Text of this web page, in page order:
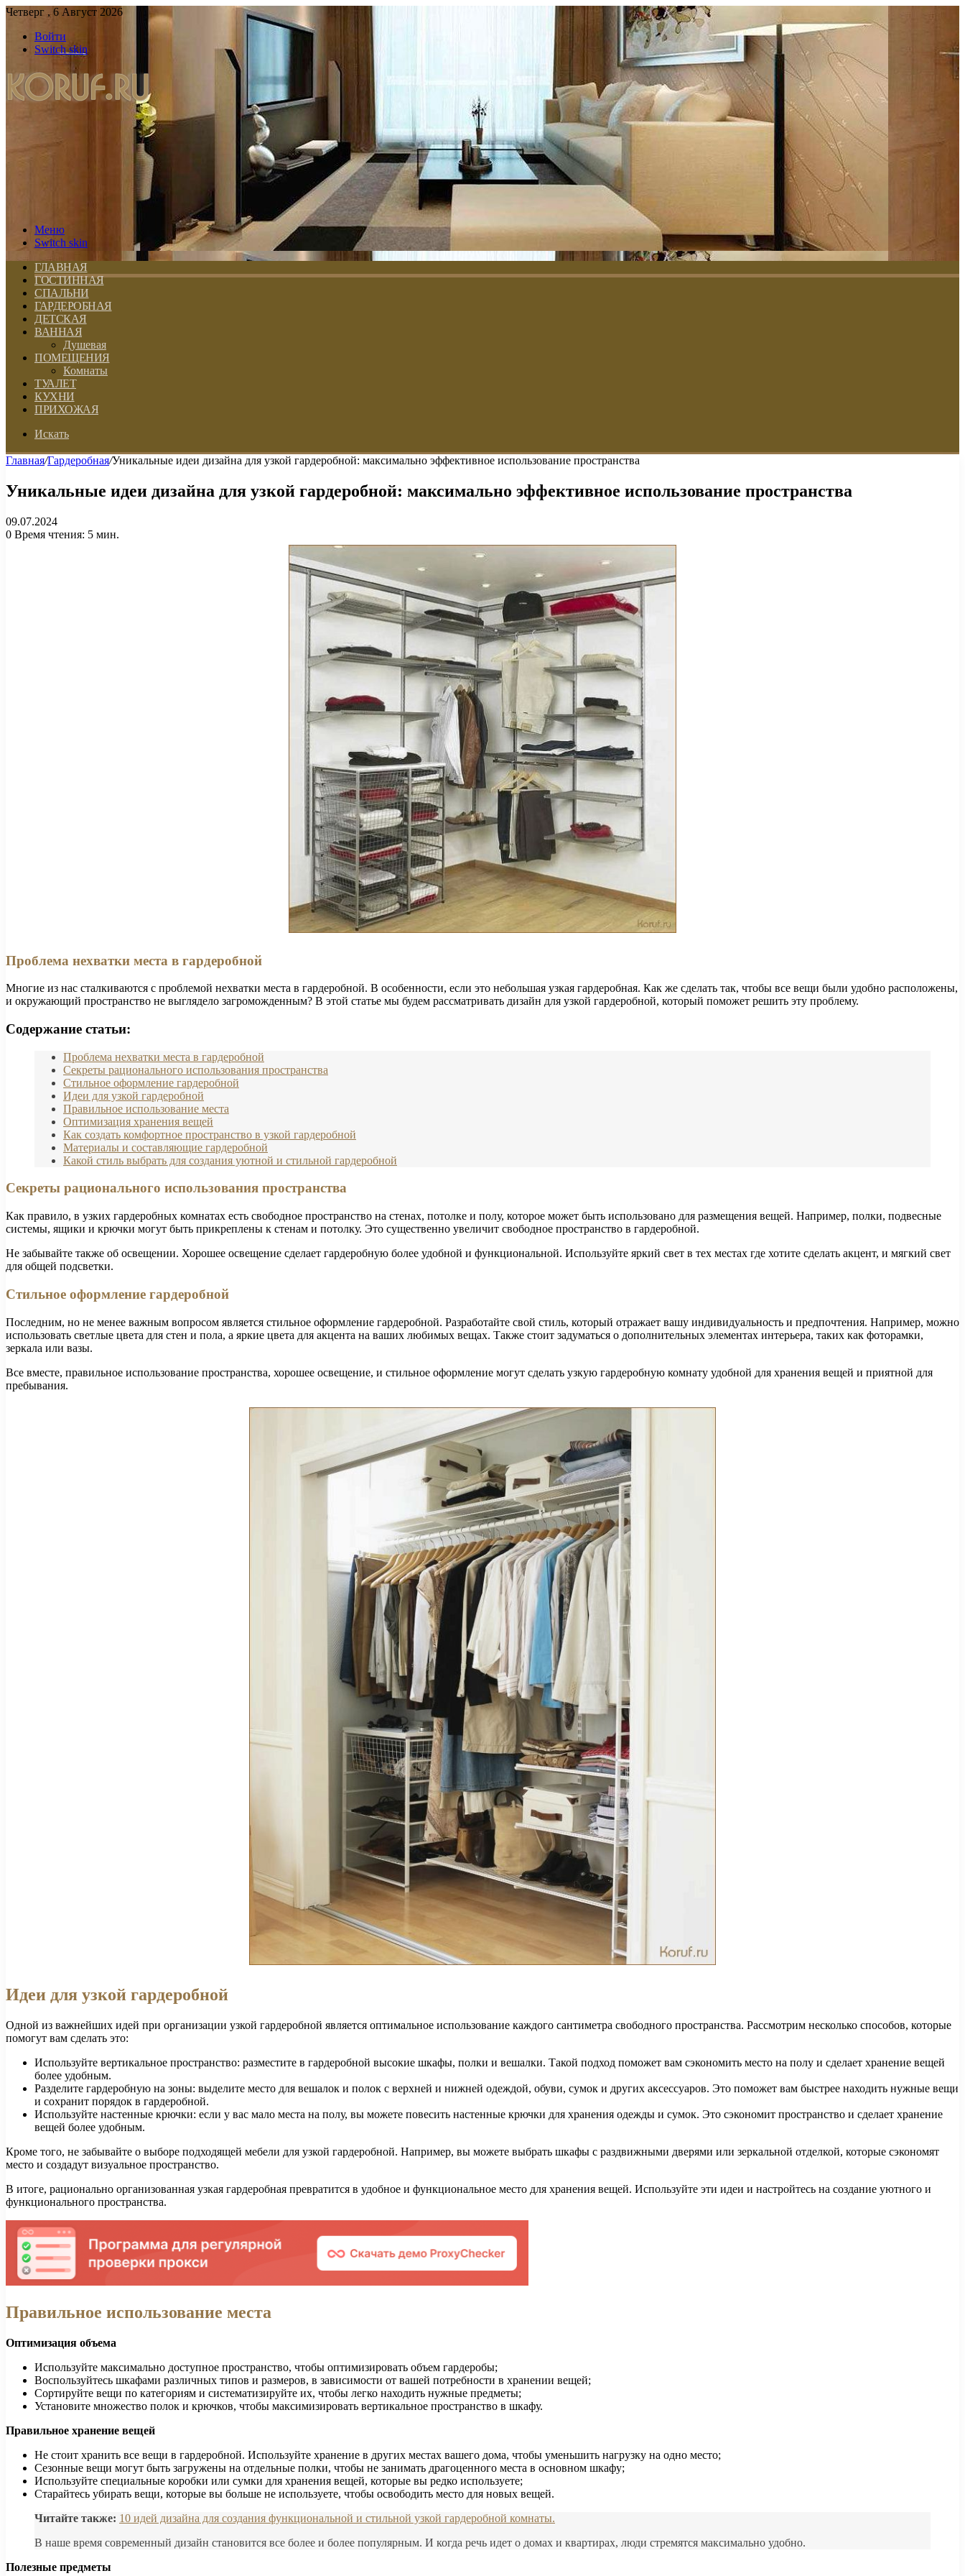
Четверг , 6 Август 2026
Войти
Switch skin
Меню
Switch skin
ГЛАВНАЯ
ГОСТИННАЯ
СПАЛЬНИ
ГАРДЕРОБНАЯ
ДЕТСКАЯ
ВАННАЯ
Душевая
ПОМЕЩЕНИЯ
Комнаты
ТУАЛЕТ
КУХНИ
ПРИХОЖАЯ
Искать
Главная/Гардеробная/Уникальные идеи дизайна для узкой гардеробной: максимально эффективное использование пространства
Уникальные идеи дизайна для узкой гардеробной: максимально эффективное использование пространства
09.07.2024
0 Время чтения: 5 мин.
Проблема нехватки места в гардеробной
Многие из нас сталкиваются с проблемой нехватки места в гардеробной. В особенности, если это небольшая узкая гардеробная. Как же сделать так, чтобы все вещи были удобно расположены,
и окружающий пространство не выглядело загроможденным? В этой статье мы будем рассматривать дизайн для узкой гардеробной, который поможет решить эту проблему.
Содержание статьи:
Проблема нехватки места в гардеробной
Секреты рационального использования пространства
Стильное оформление гардеробной
Идеи для узкой гардеробной
Правильное использование места
Оптимизация хранения вещей
Как создать комфортное пространство в узкой гардеробной
Материалы и составляющие гардеробной
Какой стиль выбрать для создания уютной и стильной гардеробной
Секреты рационального использования пространства
Как правило, в узких гардеробных комнатах есть свободное пространство на стенах, потолке и полу, которое может быть использовано для размещения вещей. Например, полки, подвесные
системы, ящики и крючки могут быть прикреплены к стенам и потолку. Это существенно увеличит свободное пространство в гардеробной.
Не забывайте также об освещении. Хорошее освещение сделает гардеробную более удобной и функциональной. Используйте яркий свет в тех местах где хотите сделать акцент, и мягкий свет
для общей подсветки.
Стильное оформление гардеробной
Последним, но не менее важным вопросом является стильное оформление гардеробной. Разработайте свой стиль, который отражает вашу индивидуальность и предпочтения. Например, можно
использовать светлые цвета для стен и пола, а яркие цвета для акцента на ваших любимых вещах. Также стоит задуматься о дополнительных элементах интерьера, таких как фоторамки,
зеркала или вазы.
Все вместе, правильное использование пространства, хорошее освещение, и стильное оформление могут сделать узкую гардеробную комнату удобной для хранения вещей и приятной для
пребывания.
Идеи для узкой гардеробной
Одной из важнейших идей при организации узкой гардеробной является оптимальное использование каждого сантиметра свободного пространства. Рассмотрим несколько способов, которые
помогут вам сделать это:
Используйте вертикальное пространство: разместите в гардеробной высокие шкафы, полки и вешалки. Такой подход поможет вам сэкономить место на полу и сделает хранение вещей
более удобным.
Разделите гардеробную на зоны: выделите место для вешалок и полок с верхней и нижней одеждой, обуви, сумок и других аксессуаров. Это поможет вам быстрее находить нужные вещи
и сохранит порядок в гардеробной.
Используйте настенные крючки: если у вас мало места на полу, вы можете повесить настенные крючки для хранения одежды и сумок. Это сэкономит пространство и сделает хранение
вещей более удобным.
Кроме того, не забывайте о выборе подходящей мебели для узкой гардеробной. Например, вы можете выбрать шкафы с раздвижными дверями или зеркальной отделкой, которые сэкономят
место и создадут визуальное пространство.
В итоге, рационально организованная узкая гардеробная превратится в удобное и функциональное место для хранения вещей. Используйте эти идеи и настройтесь на создание уютного и
функционального пространства.
Правильное использование места
Оптимизация объема
Используйте максимально доступное пространство, чтобы оптимизировать объем гардеробы;
Воспользуйтесь шкафами различных типов и размеров, в зависимости от вашей потребности в хранении вещей;
Сортируйте вещи по категориям и систематизируйте их, чтобы легко находить нужные предметы;
Установите множество полок и крючков, чтобы максимизировать вертикальное пространство в шкафу.
Правильное хранение вещей
Не стоит хранить все вещи в гардеробной. Используйте хранение в других местах вашего дома, чтобы уменьшить нагрузку на одно место;
Сезонные вещи могут быть загружены на отдельные полки, чтобы не занимать драгоценного места в основном шкафу;
Используйте специальные коробки или сумки для хранения вещей, которые вы редко используете;
Старайтесь убирать вещи, которые вы больше не используете, чтобы освободить место для новых вещей.
Читайте также: 10 идей дизайна для создания функциональной и стильной узкой гардеробной комнаты.
В наше время современный дизайн становится все более и более популярным. И когда речь идет о домах и квартирах, люди стремятся максимально удобно.
Полезные предметы